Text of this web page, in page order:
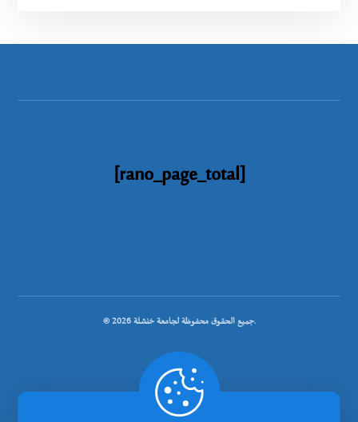
[rano_page_total]
© جميع الحقوق محفوظة لجامعة خنشلة 2026.
.